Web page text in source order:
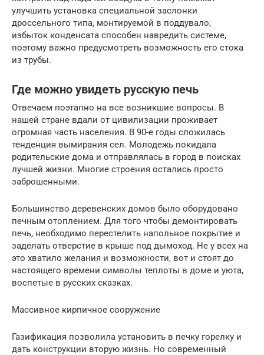
улучшить установка специальной заслонки
дроссельного типа, монтируемой в поддувало;
избыток конденсата способен навредить системе,
поэтому важно предусмотреть возможность его стока
из трубы.
Где можно увидеть русскую печь
Отвечаем поэтапно на все возникшие вопросы. В
нашей стране вдали от цивилизации проживает
огромная часть населения. В 90-е годы сложилась
тенденция вымирания сел. Молодежь покидала
родительские дома и отправлялась в город в поисках
лучшей жизни. Многие строения остались просто
заброшенными.
Большинство деревенских домов было оборудовано
печным отоплением. Для того чтобы демонтировать
печь, необходимо перестелить напольное покрытие и
заделать отверстие в крыше под дымоход. Не у всех на
это хватило желания и возможности, вот и стоят до
настоящего времени символы теплоты в доме и уюта,
воспетые в русских сказках.
Массивное кирпичное сооружение
Газификация позволила установить в печку горелку и
дать конструкции вторую жизнь. Но современный